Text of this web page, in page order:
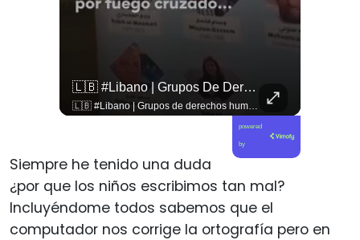
🇱🇧 #Libano | Grupos De Derechos Humanos Presentan Pruebas Sobre El Asesinato De La Periodista Libanesa Amal Khalil, Asesinada Por Israel.
🇱🇧 #Libano | Grupos de derechos humanos presentan pruebas sobre el asesinato de la periodista libanesa Amal Khalil, asesinada por Israel.
powered
by
Siempre he tenido una duda
¿por que los niños escribimos tan mal?
Incluyéndome todos sabemos que el
computador nos corrige la ortografía pero en